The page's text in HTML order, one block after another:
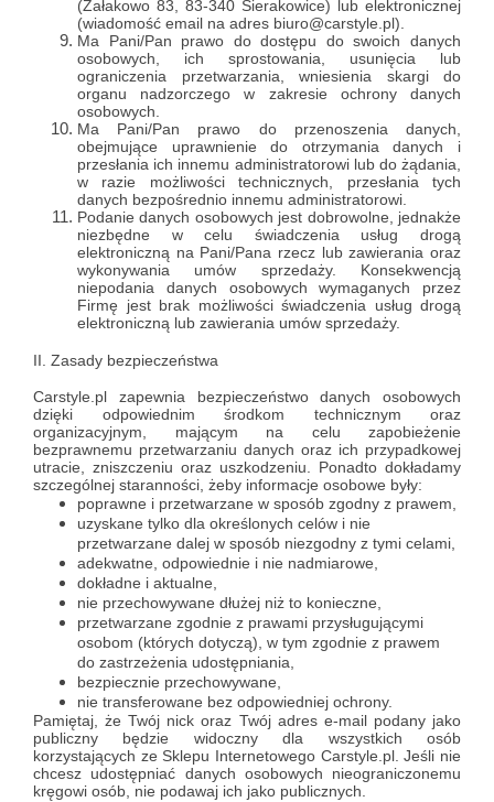
(Załakowo 83, 83-340 Sierakowice) lub elektronicznej
(wiadomość email na adres biuro@carstyle.pl).
Ma Pani/Pan prawo do dostępu do swoich danych
osobowych, ich sprostowania, usunięcia lub
ograniczenia przetwarzania, wniesienia skargi do
organu nadzorczego w zakresie ochrony danych
osobowych.
Ma Pani/Pan prawo do przenoszenia danych,
obejmujące uprawnienie do otrzymania danych i
przesłania ich innemu administratorowi lub do żądania,
w razie możliwości technicznych, przesłania tych
danych bezpośrednio innemu administratorowi.
Podanie danych osobowych jest dobrowolne, jednakże
niezbędne w celu świadczenia usług drogą
elektroniczną na Pani/Pana rzecz lub zawierania oraz
wykonywania umów sprzedaży. Konsekwencją
niepodania danych osobowych wymaganych przez
Firmę jest brak możliwości świadczenia usług drogą
elektroniczną lub zawierania umów sprzedaży.
II. Zasady bezpieczeństwa
Carstyle.pl zapewnia bezpieczeństwo danych osobowych
dzięki odpowiednim środkom technicznym oraz
organizacyjnym, mającym na celu zapobieżenie
bezprawnemu przetwarzaniu danych oraz ich przypadkowej
utracie, zniszczeniu oraz uszkodzeniu. Ponadto dokładamy
szczególnej staranności, żeby informacje osobowe były:
poprawne i przetwarzane w sposób zgodny z prawem,
uzyskane tylko dla określonych celów i nie
przetwarzane dalej w sposób niezgodny z tymi celami,
adekwatne, odpowiednie i nie nadmiarowe,
dokładne i aktualne,
nie przechowywane dłużej niż to konieczne,
przetwarzane zgodnie z prawami przysługującymi
osobom (których dotyczą), w tym zgodnie z prawem
do zastrzeżenia udostępniania,
bezpiecznie przechowywane,
nie transferowane bez odpowiedniej ochrony.
Pamiętaj, że Twój nick oraz Twój adres e-mail podany jako
publiczny będzie widoczny dla wszystkich osób
korzystających ze Sklepu Internetowego Carstyle.pl. Jeśli nie
chcesz udostępniać danych osobowych nieograniczonemu
kręgowi osób, nie podawaj ich jako publicznych.